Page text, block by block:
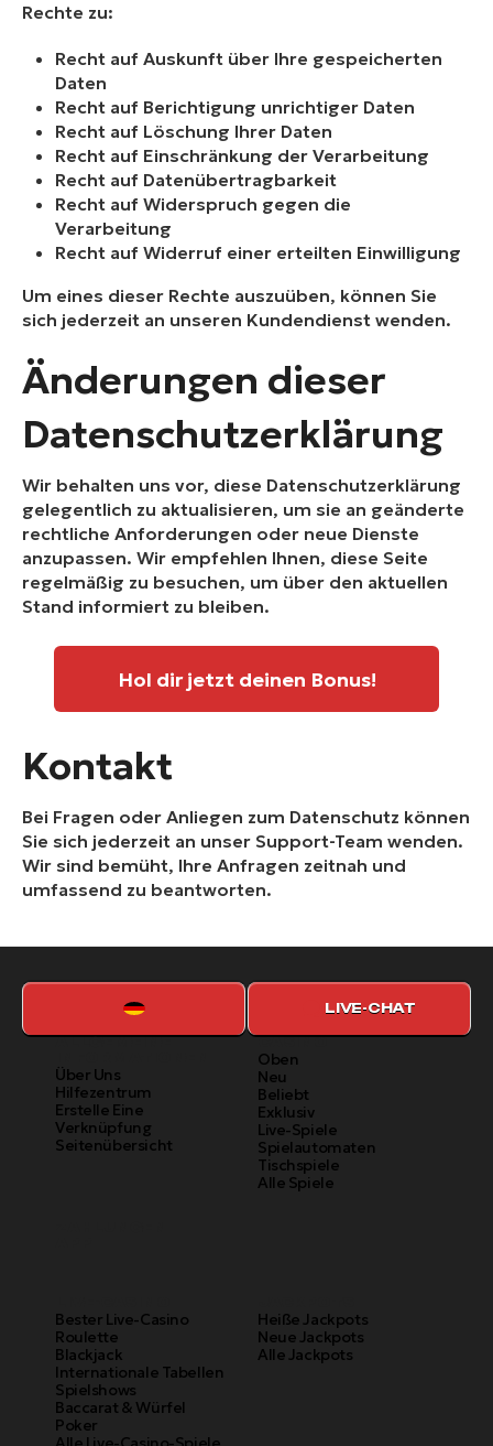
Rechte zu:
Recht auf Auskunft über Ihre gespeicherten
Daten
Recht auf Berichtigung unrichtiger Daten
Recht auf Löschung Ihrer Daten
Recht auf Einschränkung der Verarbeitung
Recht auf Datenübertragbarkeit
Recht auf Widerspruch gegen die
Verarbeitung
Recht auf Widerruf einer erteilten Einwilligung
Um eines dieser Rechte auszuüben, können Sie
sich jederzeit an unseren Kundendienst wenden.
Änderungen dieser
Datenschutzerklärung
Wir behalten uns vor, diese Datenschutzerklärung
gelegentlich zu aktualisieren, um sie an geänderte
rechtliche Anforderungen oder neue Dienste
anzupassen. Wir empfehlen Ihnen, diese Seite
regelmäßig zu besuchen, um über den aktuellen
Stand informiert zu bleiben.
Hol dir jetzt deinen Bonus!
Kontakt
Bei Fragen oder Anliegen zum Datenschutz können
Sie sich jederzeit an unser Support-Team wenden.
Wir sind bemüht, Ihre Anfragen zeitnah und
umfassend zu beantworten.
LIVE-CHAT
ALLGEMEINE
Über Uns
Hilfezentrum
Erstelle Eine
Verknüpfung
Seitenübersicht
CASINO
Oben
Neu
Beliebt
Exklusiv
Live-Spiele
Spielautomaten
Tischspiele
Alle Spiele
Bester Live-Casino
Roulette
Blackjack
Internationale Tabellen
Spielshows
Baccarat & Würfel
Poker
Heiße Jackpots
Neue Jackpots
Alle Jackpots